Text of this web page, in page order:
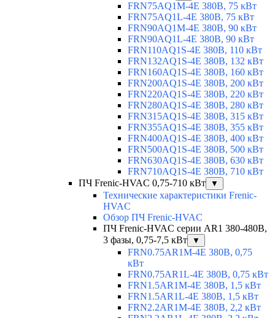
FRN75AQ1M-4E 380В, 75 кВт
FRN75AQ1L-4E 380В, 75 кВт
FRN90AQ1M-4E 380В, 90 кВт
FRN90AQ1L-4E 380В, 90 кВт
FRN110AQ1S-4E 380В, 110 кВт
FRN132AQ1S-4E 380В, 132 кВт
FRN160AQ1S-4E 380В, 160 кВт
FRN200AQ1S-4E 380В, 200 кВт
FRN220AQ1S-4E 380В, 220 кВт
FRN280AQ1S-4E 380В, 280 кВт
FRN315AQ1S-4E 380В, 315 кВт
FRN355AQ1S-4E 380В, 355 кВт
FRN400AQ1S-4E 380В, 400 кВт
FRN500AQ1S-4E 380В, 500 кВт
FRN630AQ1S-4E 380В, 630 кВт
FRN710AQ1S-4E 380В, 710 кВт
ПЧ Frenic-HVAC 0,75-710 кВт
▼
Технические характеристики Frenic-
HVAC
Обзор ПЧ Frenic-HVAC
ПЧ Frenic-HVAC серии AR1 380-480В,
3 фазы, 0,75-7,5 кВт
▼
FRN0.75AR1M-4E 380В, 0,75
кВт
FRN0.75AR1L-4E 380В, 0,75 кВт
FRN1.5AR1M-4E 380В, 1,5 кВт
FRN1.5AR1L-4E 380В, 1,5 кВт
FRN2.2AR1M-4E 380В, 2,2 кВт